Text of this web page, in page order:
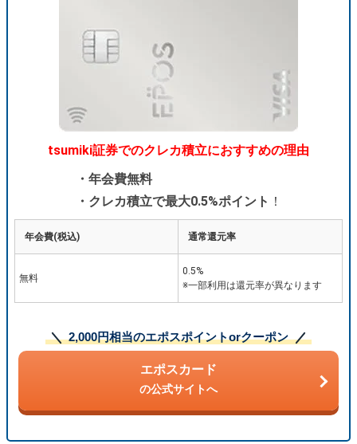
tsumiki証券でのクレカ積立におすすめの理由
・年会費無料
・クレカ積立で最大0.5%ポイント ！
年会費(税込) 通常還元率
無料
0.5%
※一部利用は還元率が異なります
2,000円相当のエポスポイントorクーポン
エポスカード
の公式サイトへ